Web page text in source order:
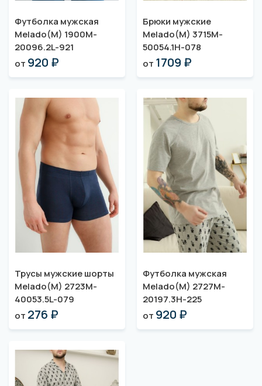
Футболка мужская
Melado(M) 1900M-
20096.2L-921
от 920 ₽
Брюки мужские
Melado(M) 3715M-
50054.1H-078
от 1709 ₽
Трусы мужские шорты
Melado(M) 2723M-
40053.5L-079
от 276 ₽
Футболка мужская
Melado(M) 2727M-
20197.3H-225
от 920 ₽